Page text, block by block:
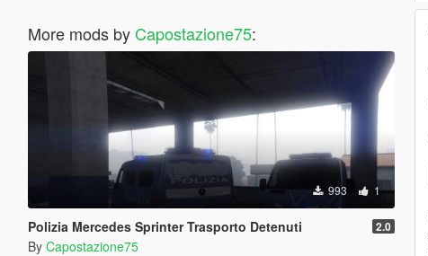
More mods by Capostazione75:
993 1
Polizia Mercedes Sprinter Trasporto Detenuti 2.0
By Capostazione75